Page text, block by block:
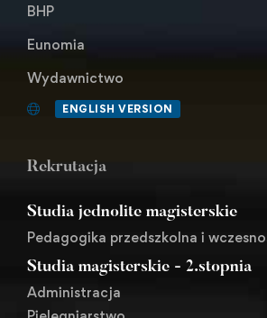
BHP
Eunomia
Wydawnictwo
ENGLISH VERSION
Rekrutacja
Studia jednolite magisterskie
Pedagogika przedszkolna i
Studia magisterskie - 2.stopnia
Administracja